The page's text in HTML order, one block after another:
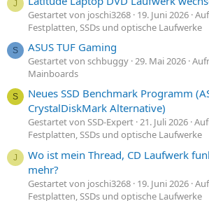
J
Gestartet von joschi3268 19. Juni 2026
Festplatten, SSDs und optische Laufwerke
S ASUS TUF Gaming
Gestartet von schbuggy 29. Mai 2026
Mainboards
S
Neues SSD Benchmark Programm
CrystalDiskMark Alternative)
Gestartet von SSD-Expert 21. Juli 2026
Festplatten, SSDs und optische Laufwerke
J
Wo ist mein Thread, CD Laufwerk
mehr?
Gestartet von joschi3268 19. Juni 2026
Festplatten, SSDs und optische Laufwerke